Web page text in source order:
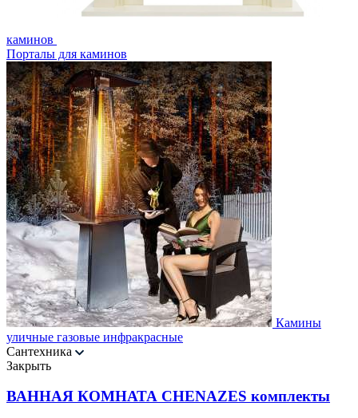
каминов
Порталы для каминов
Камины
уличные газовые инфракрасные
Сантехника
Закрыть
ВАННАЯ КОМНАТА CHENAZES комплекты